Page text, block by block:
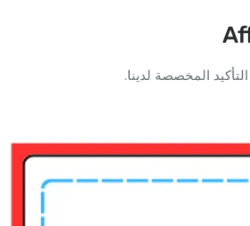
المخصصة لدينا.